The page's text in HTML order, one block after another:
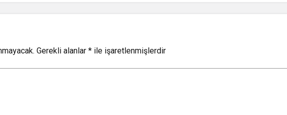
Gerekli alanlar * ile işaretlenmişlerdir